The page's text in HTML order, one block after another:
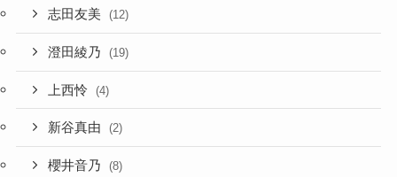
志田友美 (12)
澄田綾乃 (19)
上西怜 (4)
新谷真由 (2)
櫻井音乃 (8)